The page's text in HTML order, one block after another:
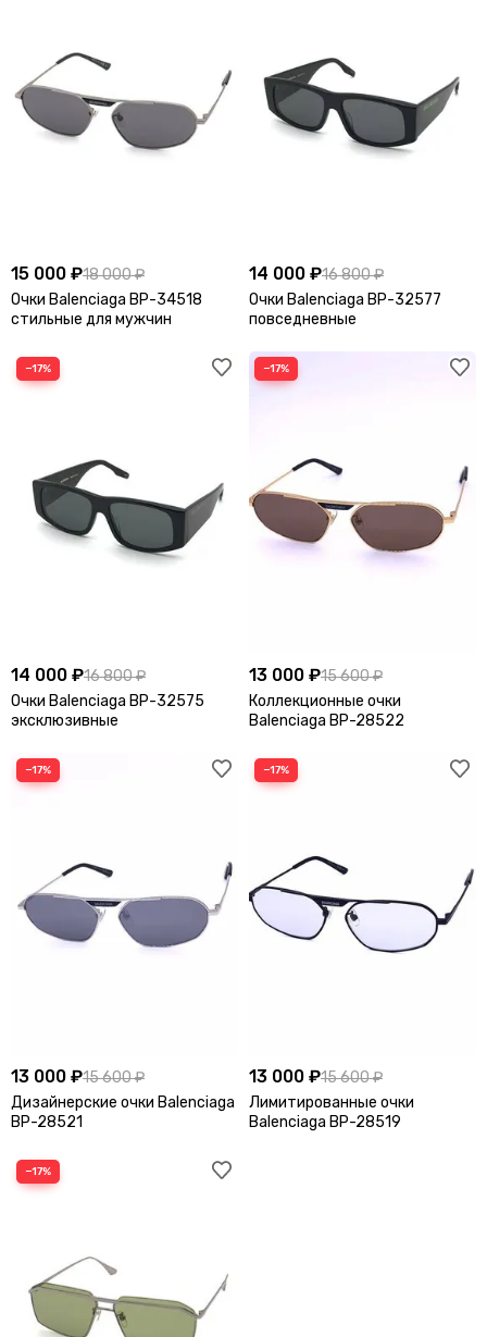
15 000 ₽18 000 ₽
Очки Balenciaga BP-34518
стильные для мужчин
14 000 ₽16 800 ₽
Очки Balenciaga BP-32577
повседневные
−17%
14 000 ₽16 800 ₽
Очки Balenciaga BP-32575
эксклюзивные
−17%
13 000 ₽15 600 ₽
Коллекционные очки
Balenciaga BP-28522
−17%
13 000 ₽15 600 ₽
Дизайнерские очки Balenciaga
BP-28521
−17%
13 000 ₽15 600 ₽
Лимитированные очки
Balenciaga BP-28519
−17%